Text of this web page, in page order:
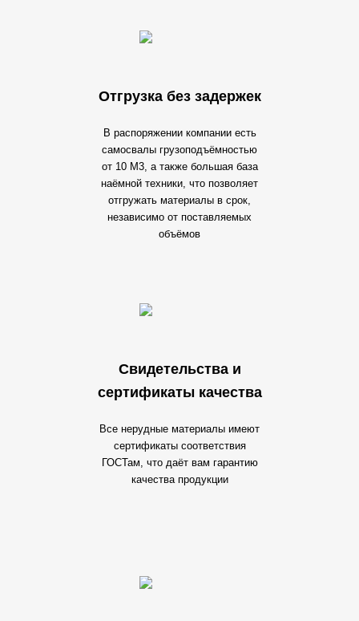
Отгрузка без задержек
В распоряжении компании есть
самосвалы грузоподъёмностью
от 10 М3, а также большая база
наёмной техники, что позволяет
отгружать материалы в срок,
независимо от поставляемых
объёмов
Свидетельства и
сертификаты качества
Все нерудные материалы имеют
сертификаты соответствия
ГОСТам, что даёт вам гарантию
качества продукции